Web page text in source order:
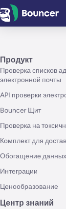
Перейти
к
Продукт
Проверка списков
электронной почты
API проверки
Bouncer Щит
Проверка на
Комплект для
Обогащение данных
Интеграции
Ценообразование
Центр знаний